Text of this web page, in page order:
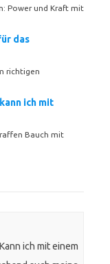
Power und Kraft mit
das
richtigen
ich mit
Bauch mit
Kann ich mit einem